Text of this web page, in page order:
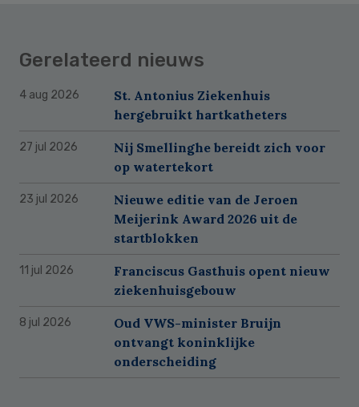
Gerelateerd nieuws
4 aug 2026
St. Antonius Ziekenhuis
hergebruikt hartkatheters
27 jul 2026
Nij Smellinghe bereidt zich voor
op watertekort
23 jul 2026
Nieuwe editie van de Jeroen
Meijerink Award 2026 uit de
startblokken
11 jul 2026
Franciscus Gasthuis opent nieuw
ziekenhuisgebouw
8 jul 2026
Oud VWS-minister Bruijn
ontvangt koninklijke
onderscheiding